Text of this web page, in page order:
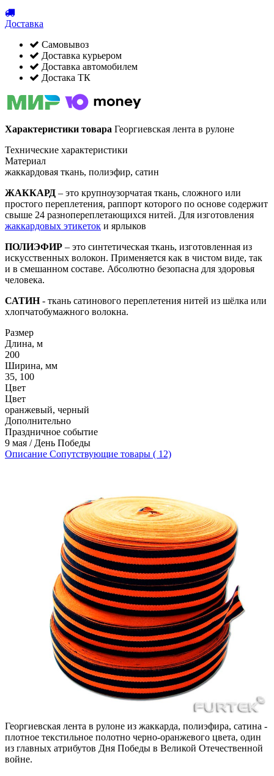
Доставка
Самовывоз
Доставка курьером
Доставка автомобилем
Достака ТК
Характеристики товара Георгиевская лента в рулоне
Технические характеристики
Материал
жаккардовая ткань, полиэфир, сатин
ЖАККАРД – это крупноузорчатая ткань, сложного или
простого переплетения, раппорт которого по основе содержит
свыше 24 разнопереплетающихся нитей. Для изготовления
жаккардовых этикеток и ярлыков
ПОЛИЭФИР – это синтетическая ткань, изготовленная из
искусственных волокон. Применяется как в чистом виде, так
и в смешанном составе. Абсолютно безопасна для здоровья
человека.
САТИН- ткань сатинового переплетения нитей из шёлка или
хлопчатобумажного волокна.
Размер
Длина, м
200
Ширина, мм
35, 100
Цвет
Цвет
оранжевый, черный
Дополнительно
Праздничное событие
9 мая / День Победы
Описание Сопутствующие товары ( 12)
Георгиевская лента в рулоне из жаккарда, полиэфира, сатина -
плотное текстильное полотно черно-оранжевого цвета, один
из главных атрибутов Дня Победы в Великой Отечественной
войне.